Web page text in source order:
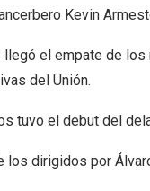
Kevin
llegó el empate de
del Unión.
tuvo el debut del
los dirigidos por